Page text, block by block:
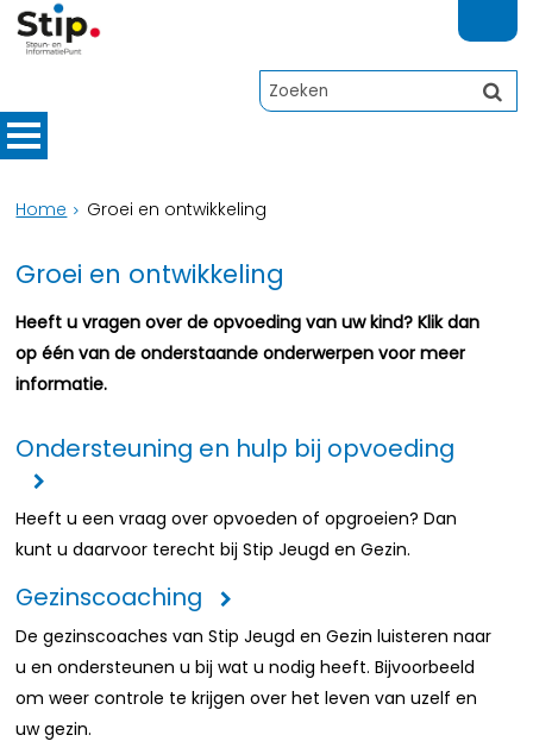
Home Groei en ontwikkeling
Groei en ontwikkeling
Heeft u vragen over de opvoeding van uw kind? Klik dan
op één van de onderstaande onderwerpen voor meer
informatie.
Ondersteuning en hulp bij opvoeding
Heeft u een vraag over opvoeden of opgroeien? Dan
kunt u daarvoor terecht bij Stip Jeugd en Gezin.
Gezinscoaching
De gezinscoaches van Stip Jeugd en Gezin luisteren naar
u en ondersteunen u bij wat u nodig heeft. Bijvoorbeeld
om weer controle te krijgen over het leven van uzelf en
uw gezin.